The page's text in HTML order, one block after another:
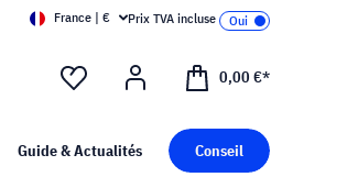
France | € Prix TVA incluse
0,00 €*
Guide & Actualités Conseil